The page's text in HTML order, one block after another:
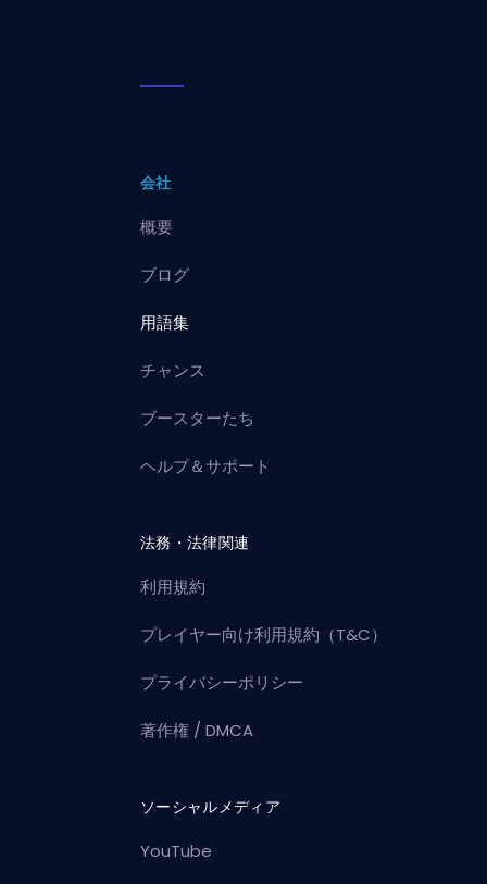
会社
概要
ブログ
用語集
チャンス
ブースターたち
ヘルプ＆サポート
法務・法律関連
利用規約
プレイヤー向け利用規約（T&C）
プライバシーポリシー
著作権 / DMCA
ソーシャルメディア
YouTube